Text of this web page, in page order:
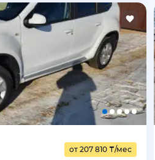
от 207 810 ₸/мес